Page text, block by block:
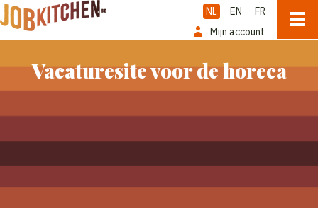
NL EN
FR
Mijn account
Vacaturesite voor de horeca